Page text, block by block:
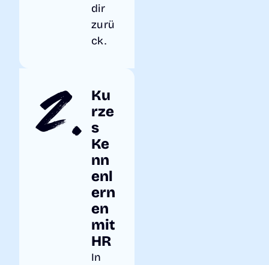
dir
zurü
ck.
2.
Ku
rze
s
Ke
nn
enl
ern
en
mit
HR
In